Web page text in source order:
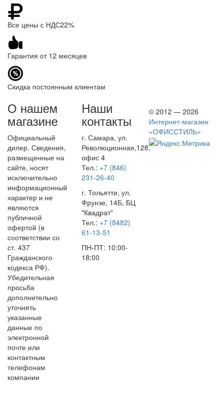
Все цены с НДС22%
Гарантия от 12 месяцев
Скидка постоянным клиентам
О нашем
магазине
Официальный
дилер. Сведения,
размещенные на
сайте, носят
исключительно
информационный
характер и не
являются
публичной
офертой (в
соответствии со
ст. 437
Гражданского
кодекса РФ).
Убедительная
просьба
дополнительно
уточнять
указанные
данные по
электронной
почте или
контактным
телефонам
компании
Наши
контакты
г. Самара, ул.
Революционная,128,
офис 4
Тел.: +7 (846)
231-26-40
г. Тольятти, ул.
Фрунзе, 14Б, БЦ
"Квадрат"
Тел.: +7 (8482)
61-13-51
ПН-ПТ: 10:00-
18:00
© 2012 — 2026
Интернет-магазин
«ОФИССТИЛЬ»